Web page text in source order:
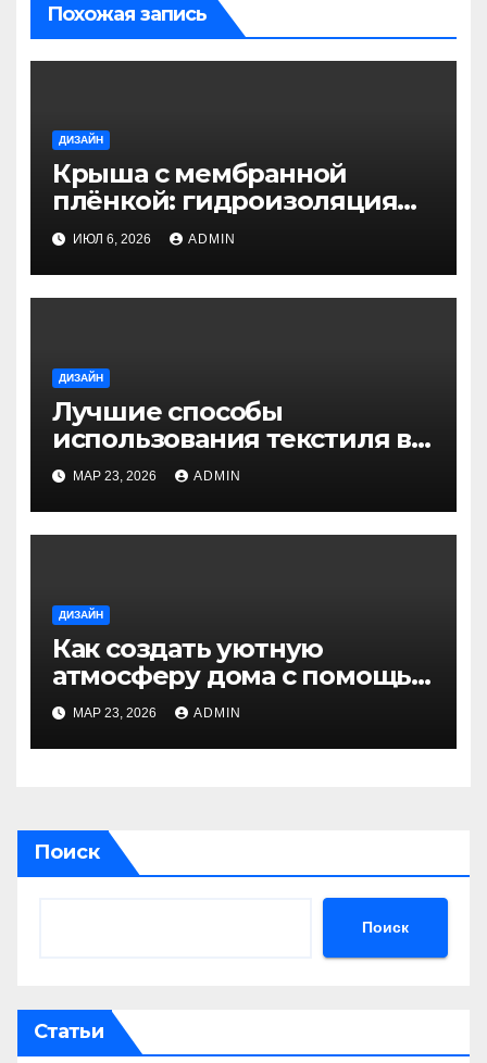
Похожая запись
ДИЗАЙН
Крыша с мембранной
плёнкой: гидроизоляция
своими руками
ИЮЛ 6, 2026 ADMIN
ДИЗАЙН
Лучшие способы
использования текстиля в
декоре для уюта и стиля
МАР 23, 2026 ADMIN
ДИЗАЙН
Как создать уютную
атмосферу дома с помощью
света: практические советы
МАР 23, 2026 ADMIN
Поиск
Поиск
Статьи